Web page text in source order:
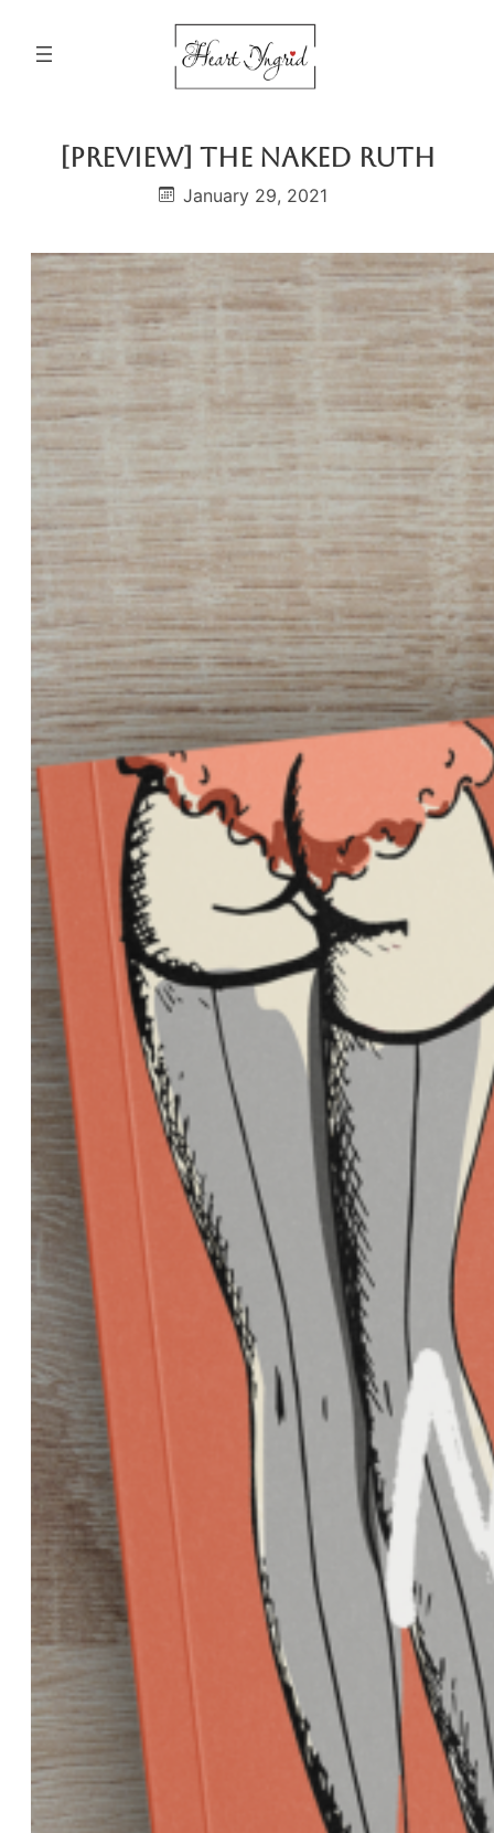
[PREVIEW] The Naked Ruth
January 29, 2021